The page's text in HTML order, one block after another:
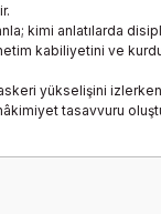
kimi anlatılarda
kabiliyetini ve
yükselişini
tasavvuru